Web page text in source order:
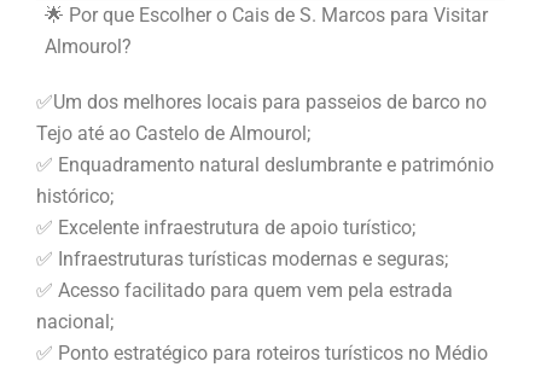
🌟 Por que Escolher o Cais de S. Marcos para Visitar
Almourol?
✅Um dos melhores locais para passeios de barco no
Tejo até ao Castelo de Almourol;
✅ Enquadramento natural deslumbrante e património
histórico;
✅ Excelente infraestrutura de apoio turístico;
✅ Infraestruturas turísticas modernas e seguras;
✅ Acesso facilitado para quem vem pela estrada
nacional;
✅ Ponto estratégico para roteiros turísticos no Médio